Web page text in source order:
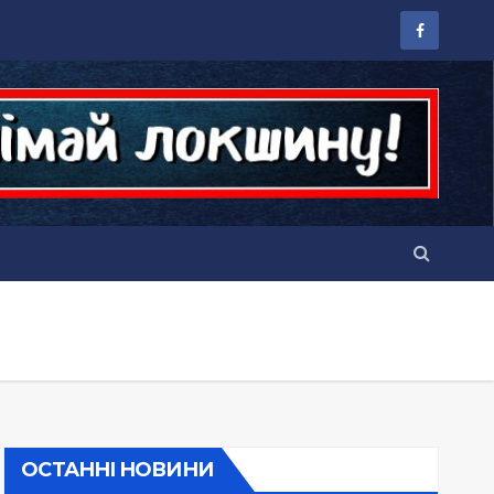
ОСТАННІ НОВИНИ